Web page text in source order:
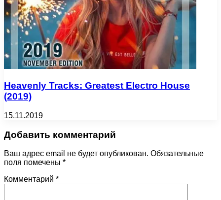
Heavenly Tracks: Greatest Electro House
(2019)
15.11.2019
Добавить комментарий
Ваш адрес email не будет опубликован. Обязательные
поля помечены *
Комментарий *